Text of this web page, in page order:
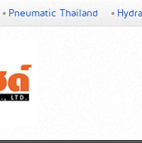
Pneumatic Thailand